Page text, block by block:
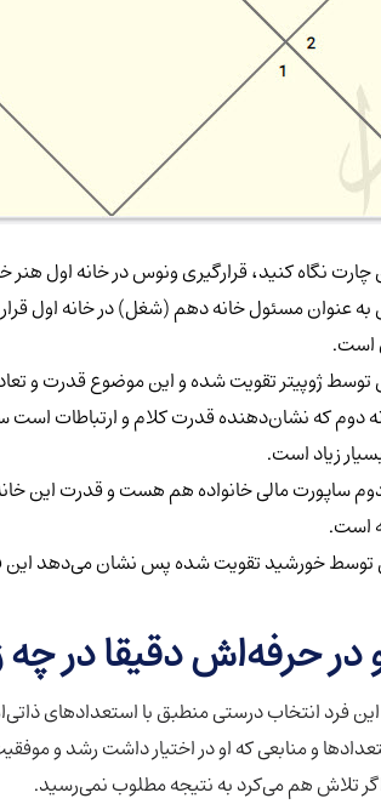
چارت نگاه کنید، قرارگیری ونوس در خانه اول
عنوان مسئول خانه دهم (شغل) در خانه اول
است.
ژوپیتر تقویت شده و این موضوع قدرت و
دوم که نشان‌دهنده قدرت کلام و ارتباطات
زیاد است.
ساپورت مالی خانواده هم هست و قدرت این
است.
خورشید تقویت شده پس نشان می‌دهد این فرد
در حرفه‌اش دقیقا در
این فرد انتخاب درستی منطبق با استعدادهای
تلاش هم می‌کرد به نتیجه مطلوب نمی‌رسید.